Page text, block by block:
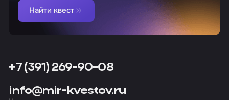
Найти квест
+7 (391) 269-90-08
info@mir-kvestov.ru